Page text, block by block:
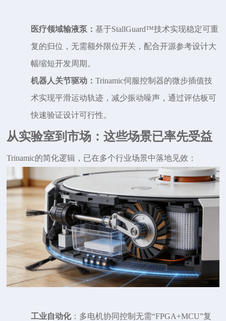
医疗领域输液泵：基于StallGuard™技术实现稳定可重
复的归位，无需额外限位开关，配合开源参考设计大
幅缩短开发周期。
机器人关节驱动：Trinamic伺服控制器的微步插值技
术实现平滑运动轨迹，减少振动噪声，通过评估板可
快速验证设计可行性。
从实验室到市场：这些场景已率先受益
Trinamic的简化逻辑，已在多个行业场景中落地见效：
工业自动化：多电机协同控制无需“FPGA+MCU”复